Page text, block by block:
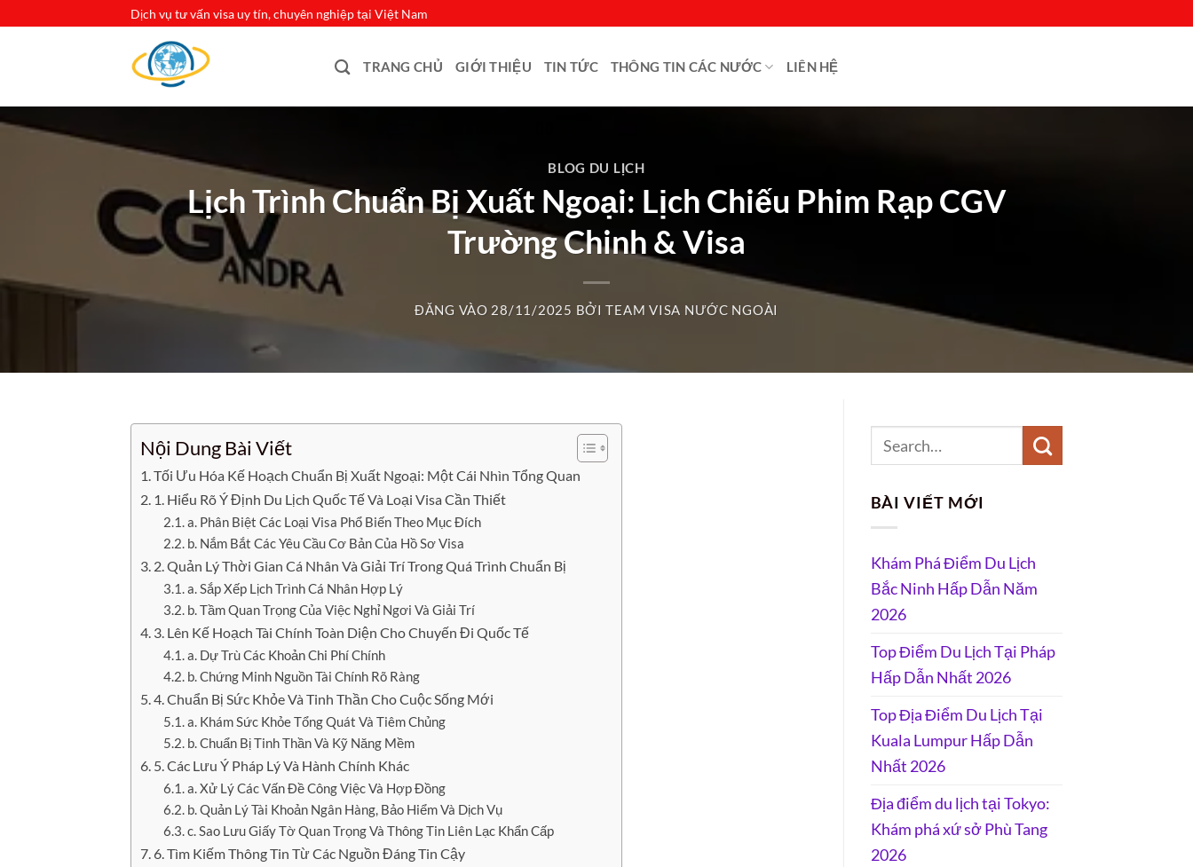
Dịch vụ tư vấn visa uy tín, chuyên nghiệp tại Việt Nam
TRANG CHỦ GIỚI THIỆU TIN TỨC THÔNG TIN CÁC NƯỚC LIÊN HỆ
BLOG DU LỊCH
Lịch Trình Chuẩn Bị Xuất Ngoại: Lịch Chiếu Phim Rạp CGV
Trường Chinh & Visa
ĐĂNG VÀO 28/11/2025 BỞITEAM VISA NƯỚC NGOÀI
Nội Dung Bài Viết
Tối Ưu Hóa Kế Hoạch Chuẩn Bị Xuất Ngoại: Một Cái Nhìn Tổng Quan
1. Hiểu Rõ Ý Định Du Lịch Quốc Tế Và Loại Visa Cần Thiết
a. Phân Biệt Các Loại Visa Phổ Biến Theo Mục Đích
b. Nắm Bắt Các Yêu Cầu Cơ Bản Của Hồ Sơ Visa
2. Quản Lý Thời Gian Cá Nhân Và Giải Trí Trong Quá Trình Chuẩn Bị
a. Sắp Xếp Lịch Trình Cá Nhân Hợp Lý
b. Tầm Quan Trọng Của Việc Nghỉ Ngơi Và Giải Trí
3. Lên Kế Hoạch Tài Chính Toàn Diện Cho Chuyến Đi Quốc Tế
a. Dự Trù Các Khoản Chi Phí Chính
b. Chứng Minh Nguồn Tài Chính Rõ Ràng
4. Chuẩn Bị Sức Khỏe Và Tinh Thần Cho Cuộc Sống Mới
a. Khám Sức Khỏe Tổng Quát Và Tiêm Chủng
b. Chuẩn Bị Tinh Thần Và Kỹ Năng Mềm
5. Các Lưu Ý Pháp Lý Và Hành Chính Khác
a. Xử Lý Các Vấn Đề Công Việc Và Hợp Đồng
b. Quản Lý Tài Khoản Ngân Hàng, Bảo Hiểm Và Dịch Vụ
c. Sao Lưu Giấy Tờ Quan Trọng Và Thông Tin Liên Lạc Khẩn Cấp
6. Tìm Kiếm Thông Tin Từ Các Nguồn Đáng Tin Cậy
BÀI VIẾT MỚI
Khám Phá Điểm Du Lịch
Bắc Ninh Hấp Dẫn Năm
2026
Top Điểm Du Lịch Tại Pháp
Hấp Dẫn Nhất 2026
Top Địa Điểm Du Lịch Tại
Kuala Lumpur Hấp Dẫn
Nhất 2026
Địa điểm du lịch tại Tokyo:
Khám phá xứ sở Phù Tang
2026